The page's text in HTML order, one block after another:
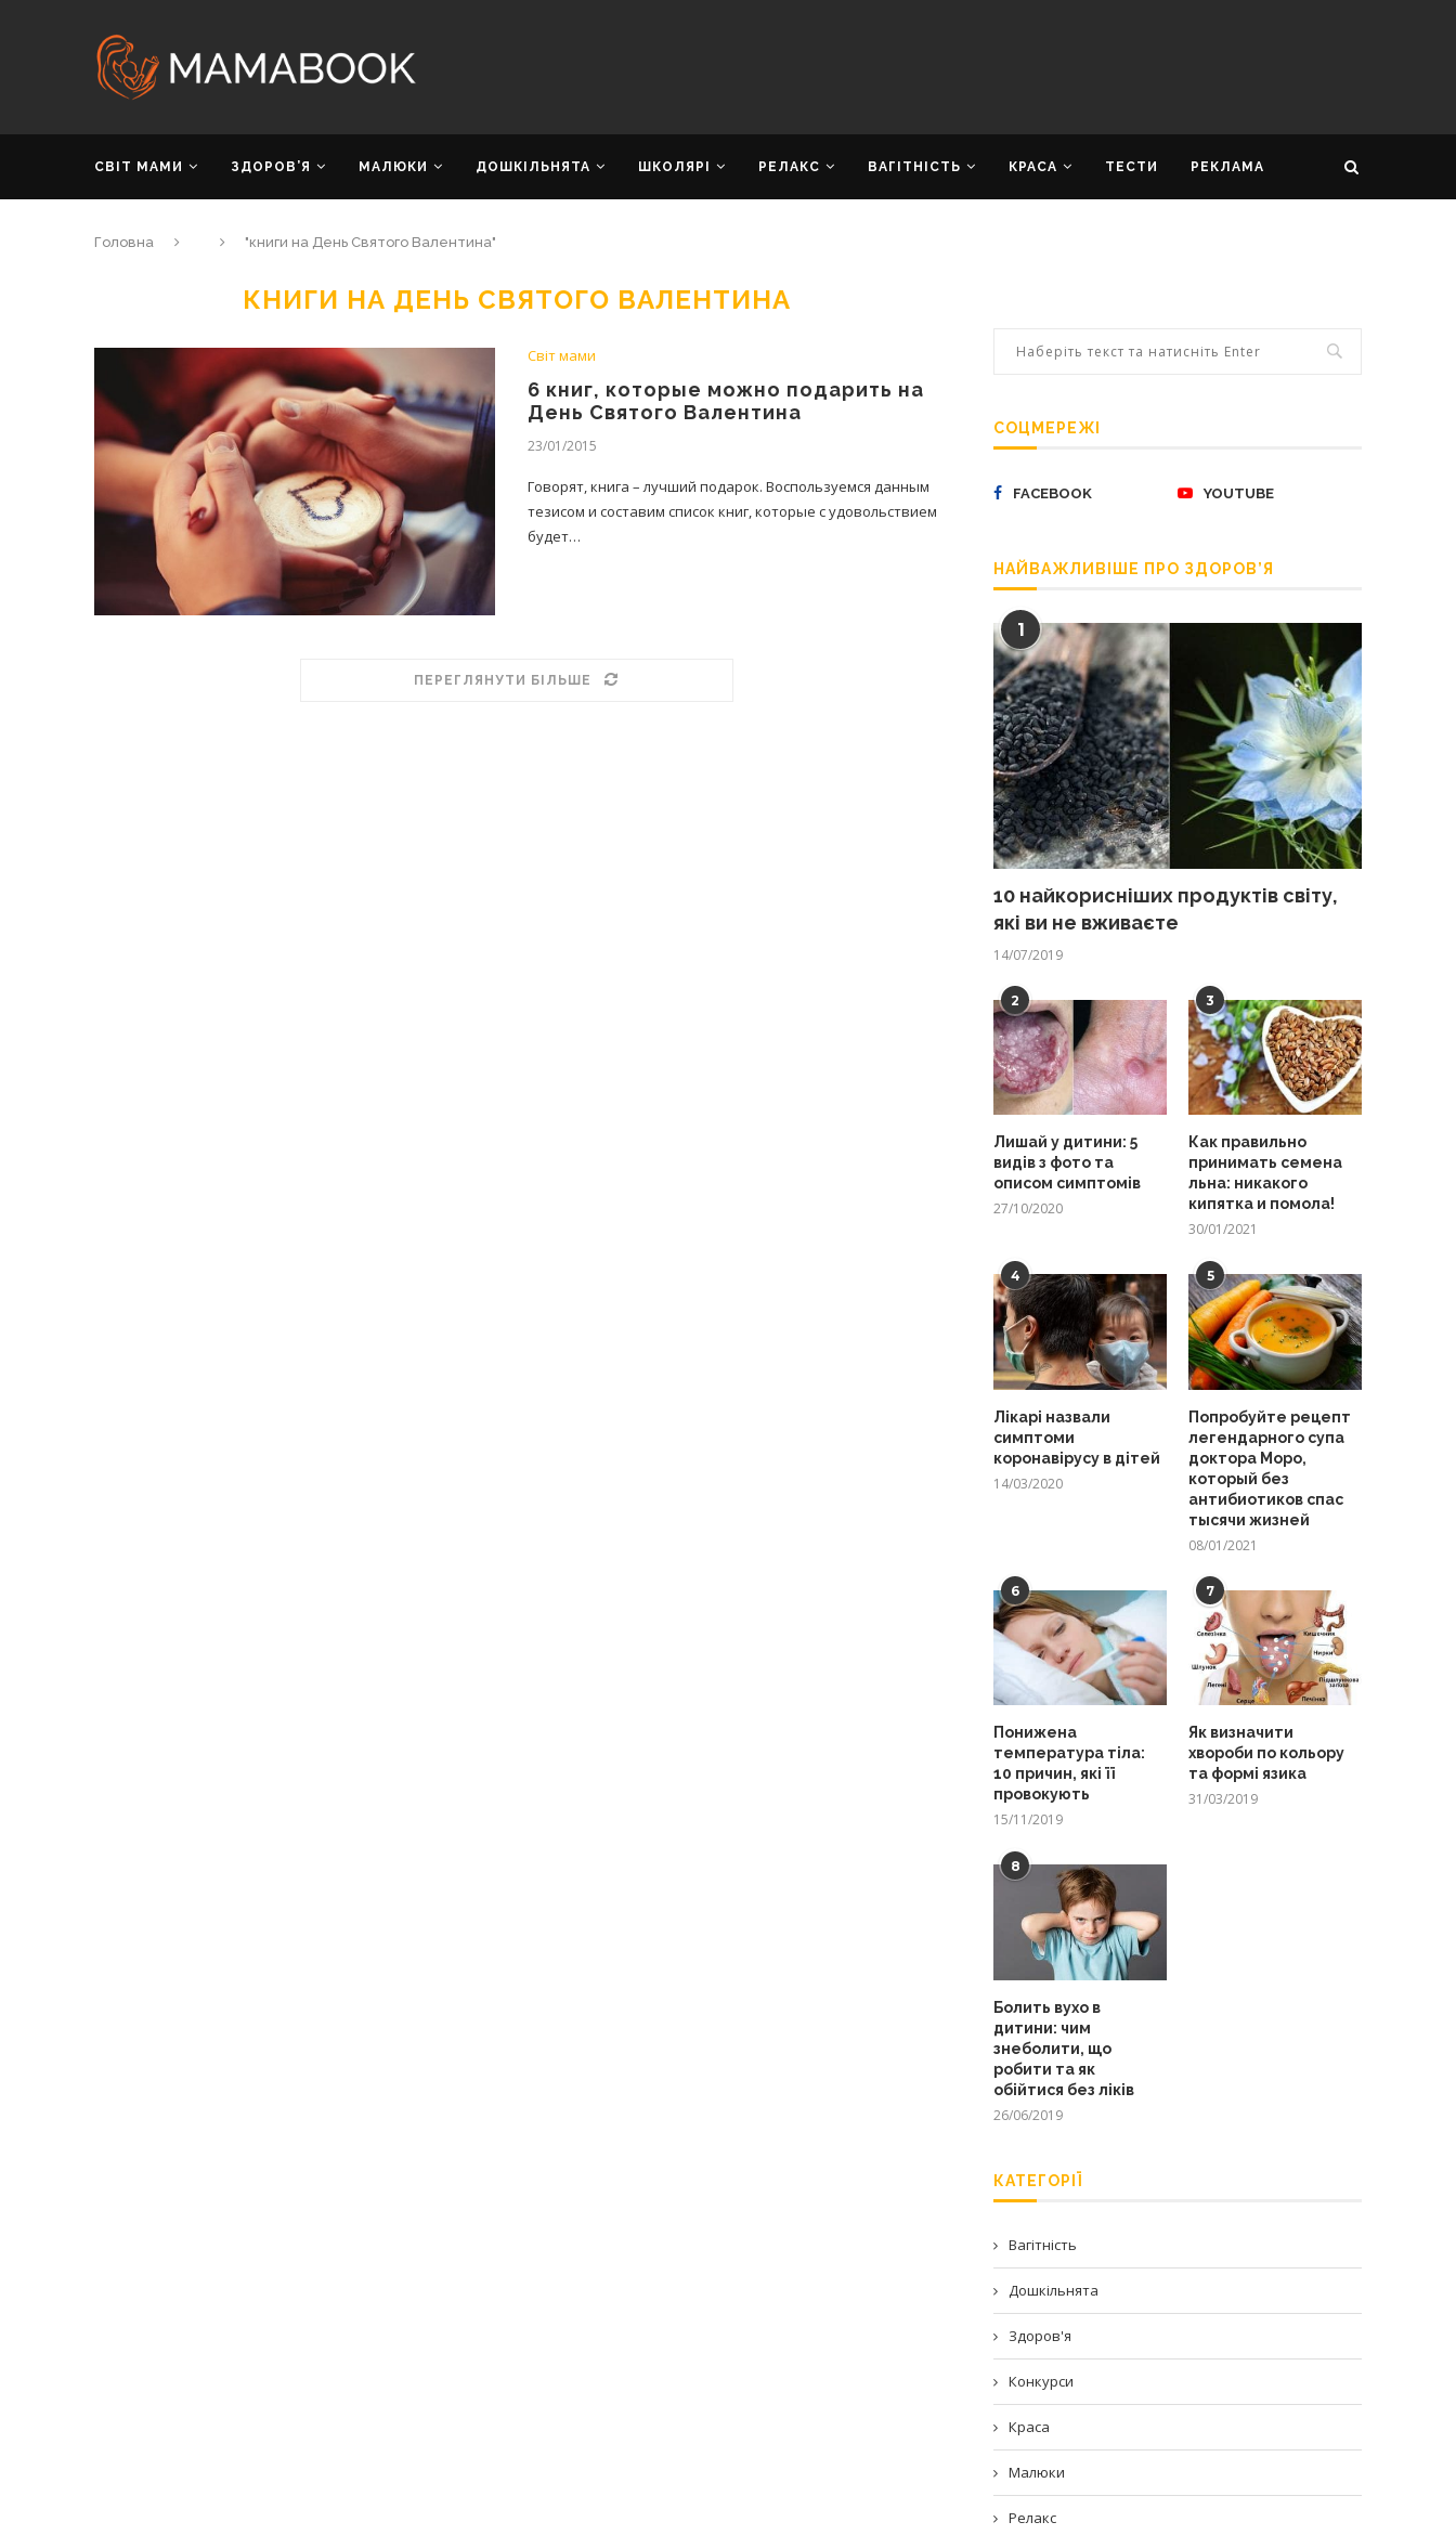
СВІТ МАМИ ЗДОРОВ’Я МАЛЮКИ ДОШКІЛЬНЯТА ШКОЛЯРІ РЕЛАКС ВАГІТНІСТЬ КРАСА ТЕСТИ РЕКЛАМА
Головна "книги на День Святого Валентина"
КНИГИ НА ДЕНЬ СВЯТОГО ВАЛЕНТИНА
Світ мами
6 книг, которые можно подарить на
День Святого Валентина
23/01/2015
Говорят, книга – лучший подарок. Воспользуемся данным
тезисом и составим список книг, которые с удовольствием
будет…
ПЕРЕГЛЯНУТИ БІЛЬШЕ
СОЦМЕРЕЖІ
FACEBOOK YOUTUBE
НАЙВАЖЛИВІШЕ ПРО ЗДОРОВ’Я
1
10 найкорисніших продуктів світу,
які ви не вживаєте
14/07/2019
2
Лишай у дитини: 5
видів з фото та
описом симптомів
27/10/2020
3
Как правильно
принимать семена
льна: никакого
кипятка и помола!
30/01/2021
4
Лікарі назвали
симптоми
коронавірусу в дітей
14/03/2020
5
Попробуйте рецепт
легендарного супа
доктора Моро,
который без
антибиотиков спас
тысячи жизней
08/01/2021
6
Понижена
температура тіла:
10 причин, які її
провокують
15/11/2019
7
Як визначити
хвороби по кольору
та формі язика
31/03/2019
8
Болить вухо в
дитини: чим
знеболити, що
робити та як
обійтися без ліків
26/06/2019
КАТЕГОРІЇ
Вагітність
Дошкільнята
Здоров'я
Конкурси
Краса
Малюки
Релакс